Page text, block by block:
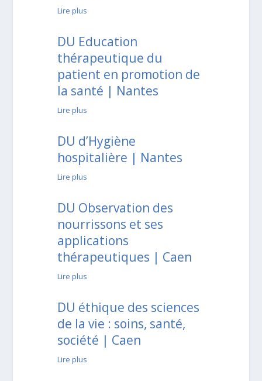
Lire plus
DU Education
thérapeutique du
patient en promotion de
la santé | Nantes
Lire plus
DU d’Hygiène
hospitalière | Nantes
Lire plus
DU Observation des
nourrissons et ses
applications
thérapeutiques | Caen
Lire plus
DU éthique des sciences
de la vie : soins, santé,
société | Caen
Lire plus